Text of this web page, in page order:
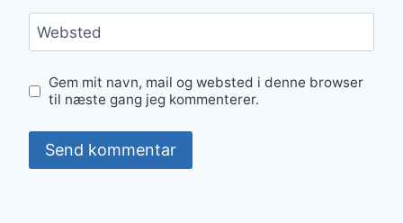
Websted
Gem mit navn, mail og websted i denne browser
til næste gang jeg kommenterer.